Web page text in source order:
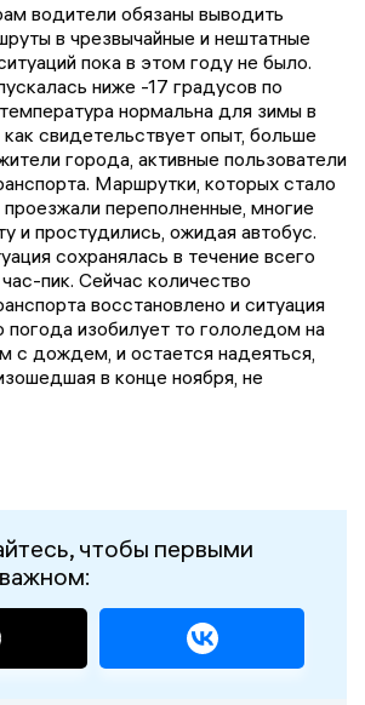
водители обязаны выводить
в чрезвычайные и нештатные
пока в этом году не было.
ниже -17 градусов по
нормальна для зимы в
свидетельствует опыт, больше
города, активные пользователи
Маршрутки, которых стало
переполненные, многие
и простудились, ожидая автобус.
сохранялась в течение всего
пик. Сейчас количество
восстановлено и ситуация
погода изобилует то гололедом на
с дождем, и остается надеяться,
в конце ноября, не
чтобы первыми